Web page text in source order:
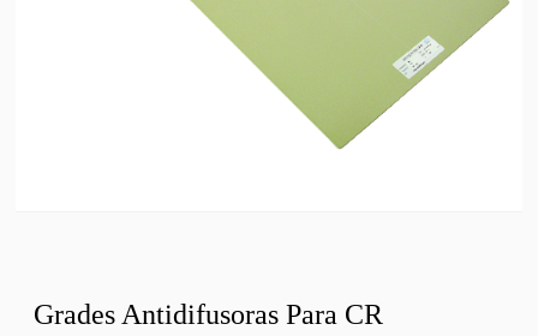
Grades Antidifusoras Para CR